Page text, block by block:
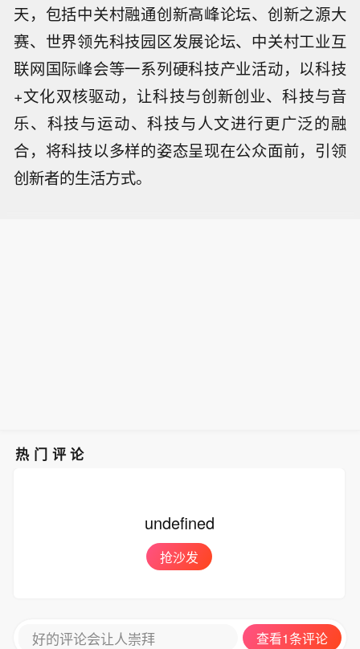
天，包括中关村融通创新高峰论坛、创新之源大
赛、世界领先科技园区发展论坛、中关村工业互
联网国际峰会等一系列硬科技产业活动，以科技
+文化双核驱动，让科技与创新创业、科技与音
乐、科技与运动、科技与人文进行更广泛的融
合，将科技以多样的姿态呈现在公众面前，引领
创新者的生活方式。
热门评论
undefined
抢沙发
好的评论会让人崇拜 查看1条评论